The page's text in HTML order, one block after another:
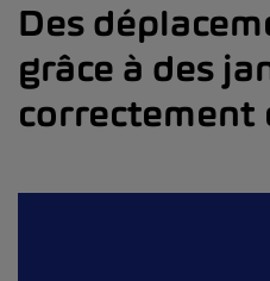
Des
grâce à des
correctement